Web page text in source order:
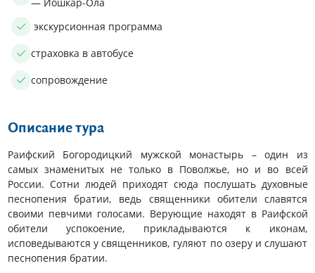
экскурсионная программа
страховка в автобусе
сопровождение
Описание тура
Раифский Богородицкий мужской монастырь – один из
самых знаменитых не только в Поволжье, но и во всей
России. Сотни людей приходят сюда послушать духовные
песнопения братии, ведь священники обители славятся
своими певчими голосами. Верующие находят в Раифской
обители успокоение, прикладываются к иконам,
исповедываются у священников, гуляют по озеру и слушают
песнопения братии.